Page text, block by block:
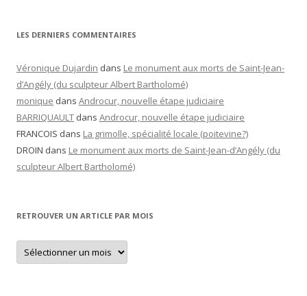
LES DERNIERS COMMENTAIRES
Véronique Dujardin dans Le monument aux morts de Saint-Jean-
d’Angély (du sculpteur Albert Bartholomé)
monique dans Androcur, nouvelle étape judiciaire
BARRIQUAULT dans Androcur, nouvelle étape judiciaire
FRANCOIS dans La grimolle, spécialité locale (poitevine?)
DROIN dans Le monument aux morts de Saint-Jean-d’Angély (du
sculpteur Albert Bartholomé)
RETROUVER UN ARTICLE PAR MOIS
Retrouver
un
article